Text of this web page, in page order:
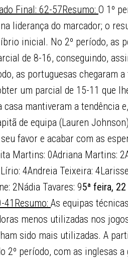
Final: 62-57Resumo: O 1º
liderança do marcador; o
inicial. No 2º período, as
de 8-16, conseguindo,
as portuguesas chegaram
um parcial de 15-11 que
casa mantiveram a tendência
de equipa (Lauren
favor e acabar com as
Martins: 0Adriana Martins:
4Andreia Teixeira:
2Nádia Tavares: 95ª feira,
41 Resumo: As equipas
menos utilizadas nos
sido mais utilizadas. A
2º período, com as inglesas